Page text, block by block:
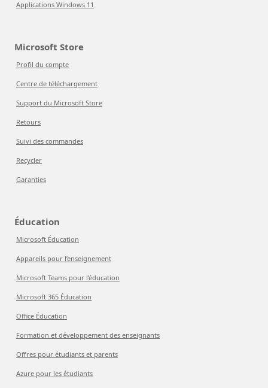
Applications Windows 11
Microsoft Store
Profil du compte
Centre de téléchargement
Support du Microsoft Store
Retours
Suivi des commandes
Recycler
Garanties
Éducation
Microsoft Éducation
Appareils pour l’enseignement
Microsoft Teams pour l’éducation
Microsoft 365 Éducation
Office Éducation
Formation et développement des enseignants
Offres pour étudiants et parents
Azure pour les étudiants